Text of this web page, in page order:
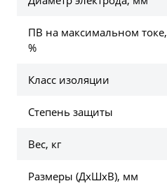
ПВ на максимальном токе,
%
Класс изоляции
Степень защиты
Вес, кг
Размеры (ДхШхВ), мм